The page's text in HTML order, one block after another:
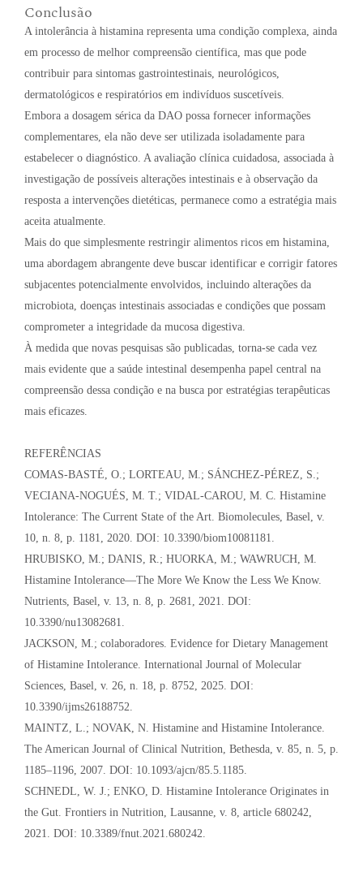
Conclusão
A intolerância à histamina representa uma condição complexa, ainda
em processo de melhor compreensão científica, mas que pode
contribuir para sintomas gastrointestinais, neurológicos,
dermatológicos e respiratórios em indivíduos suscetíveis.
Embora a dosagem sérica da DAO possa fornecer informações
complementares, ela não deve ser utilizada isoladamente para
estabelecer o diagnóstico. A avaliação clínica cuidadosa, associada à
investigação de possíveis alterações intestinais e à observação da
resposta a intervenções dietéticas, permanece como a estratégia mais
aceita atualmente.
Mais do que simplesmente restringir alimentos ricos em histamina,
uma abordagem abrangente deve buscar identificar e corrigir fatores
subjacentes potencialmente envolvidos, incluindo alterações da
microbiota, doenças intestinais associadas e condições que possam
comprometer a integridade da mucosa digestiva.
À medida que novas pesquisas são publicadas, torna-se cada vez
mais evidente que a saúde intestinal desempenha papel central na
compreensão dessa condição e na busca por estratégias terapêuticas
mais eficazes.
REFERÊNCIAS
COMAS-BASTÉ, O.; LORTEAU, M.; SÁNCHEZ-PÉREZ, S.;
VECIANA-NOGUÉS, M. T.; VIDAL-CAROU, M. C. Histamine
Intolerance: The Current State of the Art. Biomolecules, Basel, v.
10, n. 8, p. 1181, 2020. DOI: 10.3390/biom10081181.
HRUBISKO, M.; DANIS, R.; HUORKA, M.; WAWRUCH, M.
Histamine Intolerance—The More We Know the Less We Know.
Nutrients, Basel, v. 13, n. 8, p. 2681, 2021. DOI:
10.3390/nu13082681.
JACKSON, M.; colaboradores. Evidence for Dietary Management
of Histamine Intolerance. International Journal of Molecular
Sciences, Basel, v. 26, n. 18, p. 8752, 2025. DOI:
10.3390/ijms26188752.
MAINTZ, L.; NOVAK, N. Histamine and Histamine Intolerance.
The American Journal of Clinical Nutrition, Bethesda, v. 85, n. 5, p.
1185–1196, 2007. DOI: 10.1093/ajcn/85.5.1185.
SCHNEDL, W. J.; ENKO, D. Histamine Intolerance Originates in
the Gut. Frontiers in Nutrition, Lausanne, v. 8, article 680242,
2021. DOI: 10.3389/fnut.2021.680242.